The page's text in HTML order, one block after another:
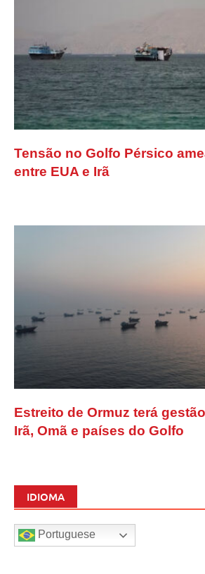
Tensão no Golfo Pérsico
entre EUA e Irã
Estreito de Ormuz terá
Irã, Omã e países do Golfo
IDIOMA
Portuguese